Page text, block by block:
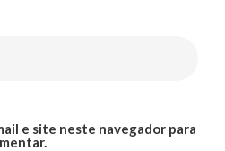
e site neste navegador para